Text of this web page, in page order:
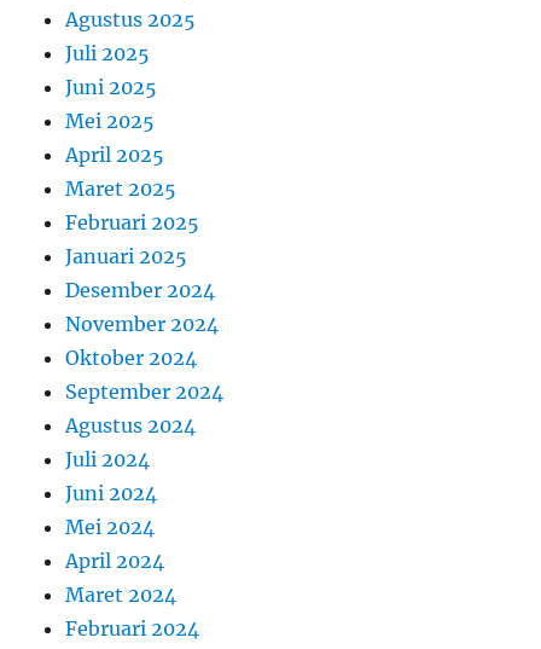
Agustus 2025
Juli 2025
Juni 2025
Mei 2025
April 2025
Maret 2025
Februari 2025
Januari 2025
Desember 2024
November 2024
Oktober 2024
September 2024
Agustus 2024
Juli 2024
Juni 2024
Mei 2024
April 2024
Maret 2024
Februari 2024